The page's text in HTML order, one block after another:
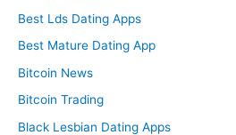
Best Lds Dating Apps
Best Mature Dating App
Bitcoin News
Bitcoin Trading
Black Lesbian Dating Apps